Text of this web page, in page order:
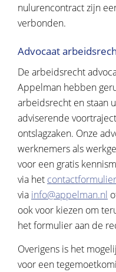
nulurencontract zijn
verbonden.
Advocaat
De arbeidsrecht
Appelman hebben
arbeidsrecht en staan
adviserende
ontslagzaken. Onze
werknemers als
voor een gratis
via het contactformulier
via info@appelman.nl
ook voor kiezen om
het formulier aan de
Overigens is het
voor een